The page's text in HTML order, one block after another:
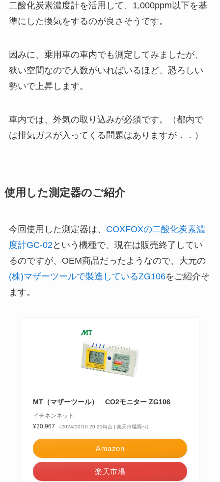
二酸化炭素濃度計を活用して、1,000ppm以下を基
準にした換気をするのが良さそうです。
因みに、乗用車の車内でも測定してみましたが、
狭い空間なので人数がいればいるほど、恐ろしい
勢いで上昇します。
車内では、外気の取り込みが必須です。（都内で
は排気ガスが入ってくる問題はありますが．．）
使用した測定器のご紹介
今回使用した測定器は、 COXFOXの二酸化炭素濃
度計GC-02 という機種で、現在は販売終了してい
るのですが、OEM商品だったようなので、大元の
(株)マザーツールで製造しているZG106をご紹介そ
ます。
MT（マザーツール） CO2モニター ZG106
イチネンネット
¥20,967
（2024/10/10 20:21時点 | 楽天市場調べ）
Amazon
楽天市場